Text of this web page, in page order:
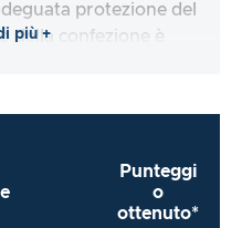
protezione del
della confezione è
più +
Punteggi
o
ottenuto*